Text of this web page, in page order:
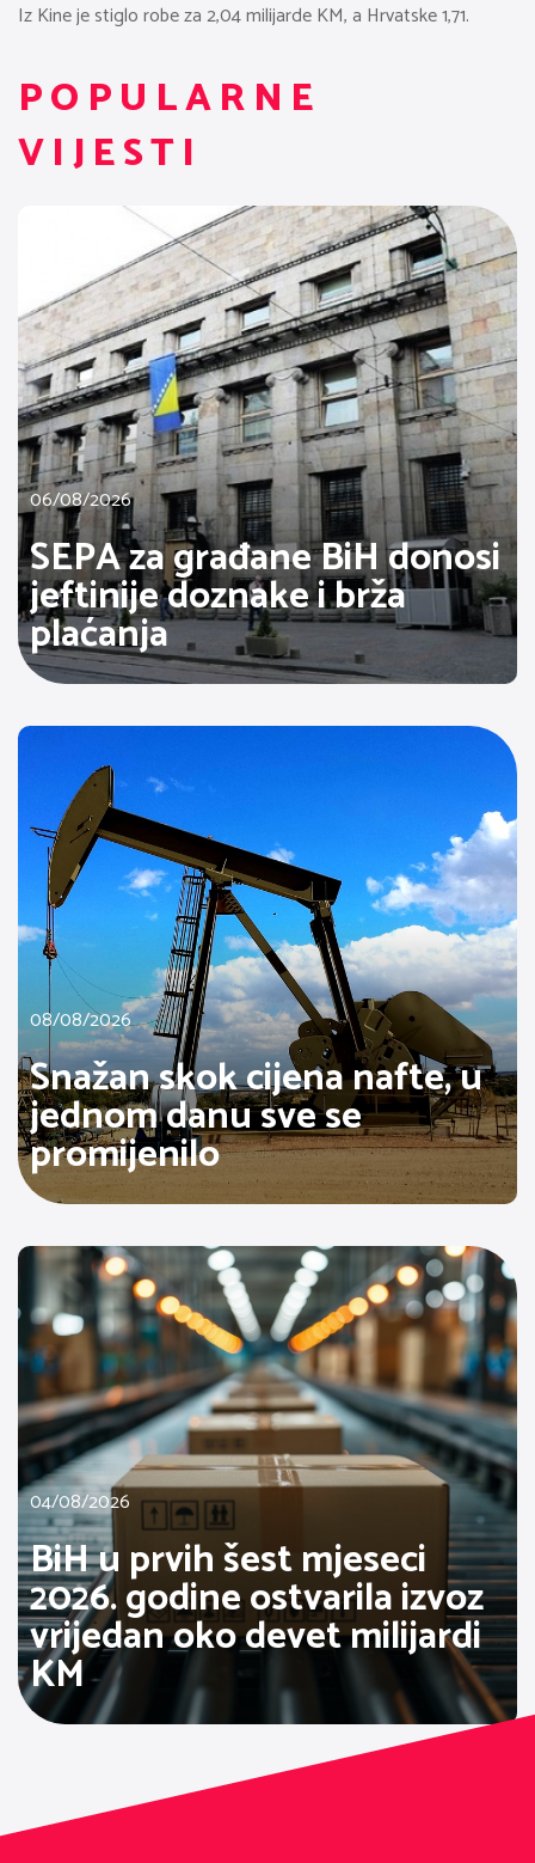
Iz Kine je stiglo robe za 2,04 milijarde KM, a Hrvatske 1,71.
POPULARNE
VIJESTI
06/08/2026
SEPA za građane BiH donosi
jeftinije doznake i brža
plaćanja
08/08/2026
Snažan skok cijena nafte, u
jednom danu sve se
promijenilo
04/08/2026
BiH u prvih šest mjeseci
2026. godine ostvarila izvoz
vrijedan oko devet milijardi
KM